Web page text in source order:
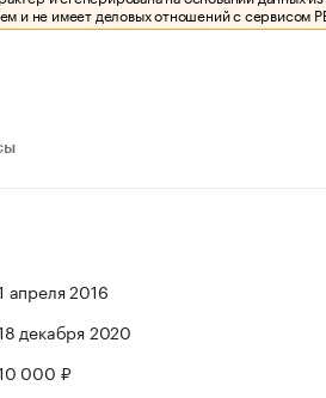
и не имеет деловых отношений с сервисом
апреля 2016
декабря 2020
000 ₽